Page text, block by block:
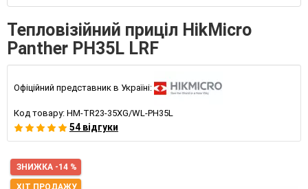
Тепловізійний приціл HikMicro
Panther PH35L LRF
Офіційний представник в Україні:
Код товару: HM-TR23-35XG/WL-PH35L
54 відгуки
ЗНИЖКА -14 %